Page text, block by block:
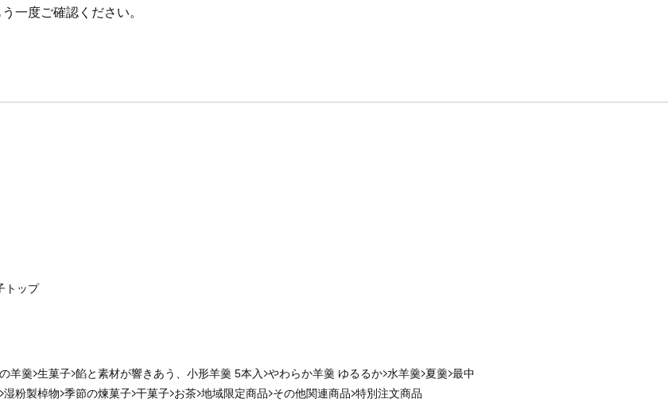
一度ご確認ください。
トップ
羊羹 生菓子 餡と素材が響きあう、小形羊羹 5本入 やわらか羊羹 ゆるるか 水羊羹 夏羹 最中
湿粉製棹物 季節の煉菓子 干菓子 お茶 地域限定商品 その他関連商品 特別注文商品